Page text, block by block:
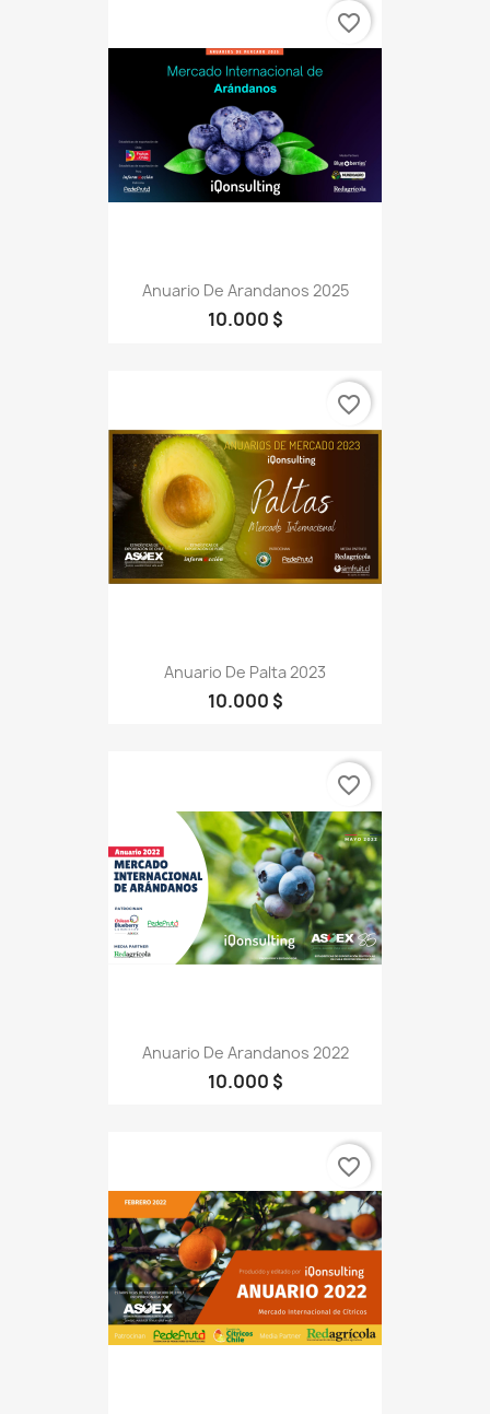
Anuario De Arandanos 2025
10.000 $
favorite_border
Anuario De Palta 2023
10.000 $
favorite_border
Anuario De Arandanos 2022
10.000 $
favorite_border
favorite_border